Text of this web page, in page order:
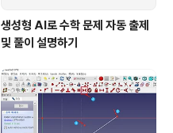
생성형 AI로 수학 문제 자동 출제
및 풀이 설명하기